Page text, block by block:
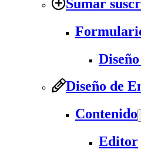
Sumar
Diseño de
Contenido
Editor